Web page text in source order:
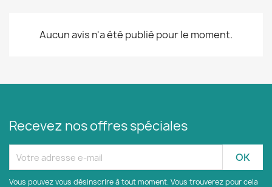
Aucun avis n'a été publié pour le moment.
Recevez nos offres spéciales
Vous pouvez vous désinscrire à tout moment. Vous trouverez pour cela